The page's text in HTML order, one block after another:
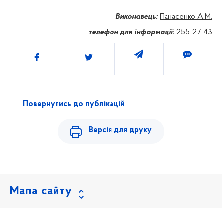
Виконавець: Панасенко А.М.
телефон для інформації: 255-27-43
Поділитись
Повернутись до публікацій
Версія для друку
Мапа сайту